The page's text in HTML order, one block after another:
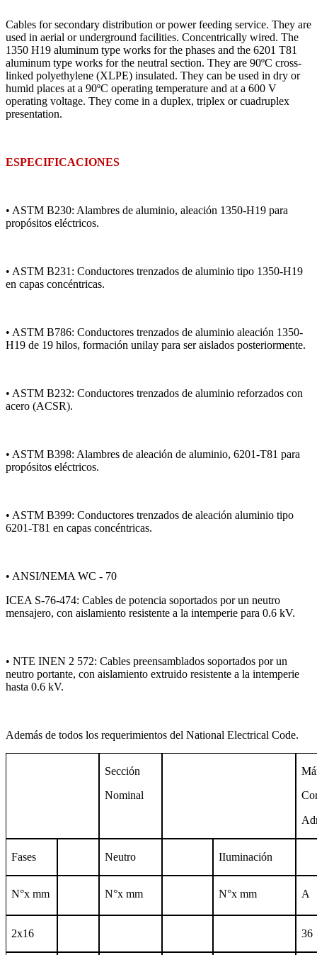
Cables for secondary distribution or power feeding service. They are
used in aerial or underground facilities. Concentrically wired. The
1350 H19 aluminum type works for the phases and the 6201 T81
aluminum type works for the neutral section. They are 90ºC cross-
linked polyethylene (XLPE) insulated. They can be used in dry or
humid places at a 90ºC operating temperature and at a 600 V
operating voltage. They come in a duplex, triplex or cuadruplex
presentation.
ESPECIFICACIONES
• ASTM B230: Alambres de aluminio, aleación 1350-H19 para
propósitos eléctricos.
• ASTM B231: Conductores trenzados de aluminio tipo 1350-H19
en capas concéntricas.
• ASTM B786: Conductores trenzados de aluminio aleación 1350-
H19 de 19 hilos, formación unilay para ser aislados posteriormente.
• ASTM B232: Conductores trenzados de aluminio reforzados con
acero (ACSR).
• ASTM B398: Alambres de aleación de aluminio, 6201-T81 para
propósitos eléctricos.
• ASTM B399: Conductores trenzados de aleación aluminio tipo
6201-T81 en capas concéntricas.
• ANSI/NEMA WC - 70
ICEA S-76-474: Cables de potencia soportados por un neutro
mensajero, con aislamiento resistente a la intemperie para 0.6 kV.
• NTE INEN 2 572: Cables preensamblados soportados por un
neutro portante, con aislamiento extruido resistente a la intemperie
hasta 0.6 kV.
Además de todos los requerimientos del National Electrical Code.
Sección
Nominal
Má
Fases Neutro IIuminación
N°x mm N°x mm N°x mm A
2x16 36